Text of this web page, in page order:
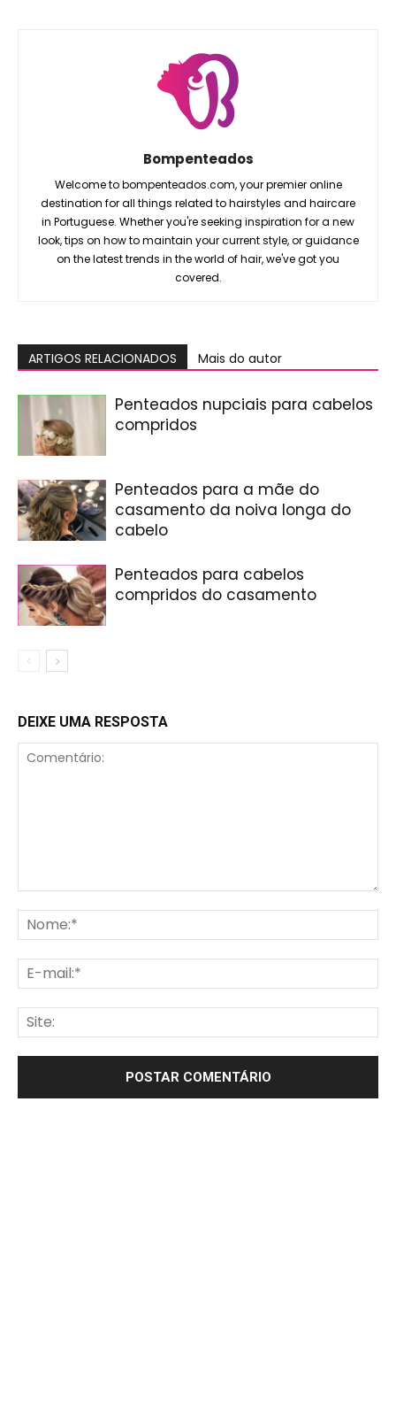
Bompenteados
Welcome to bompenteados.com, your premier online
destination for all things related to hairstyles and haircare
in Portuguese. Whether you're seeking inspiration for a new
look, tips on how to maintain your current style, or guidance
on the latest trends in the world of hair, we've got you
covered.
ARTIGOS RELACIONADOS Mais do autor
Penteados nupciais para cabelos
compridos
Penteados para a mãe do
casamento da noiva longa do
cabelo
Penteados para cabelos
compridos do casamento
DEIXE UMA RESPOSTA